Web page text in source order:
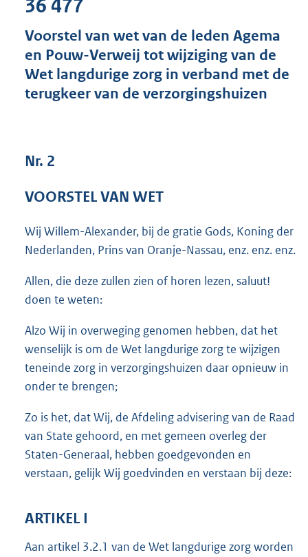
s
g
r
o
36 477
Voorstel van wet van de leden Agema
en Pouw-Verweij tot wijziging van de
Wet langdurige zorg in verband met de
terugkeer van de verzorgingshuizen
Nr. 2
VOORSTEL VAN WET
Wij Willem-Alexander, bij de gratie Gods, Koning der
Nederlanden, Prins van Oranje-Nassau, enz. enz. enz.
Allen, die deze zullen zien of horen lezen, saluut!
doen te weten:
Alzo Wij in overweging genomen hebben, dat het
wenselijk is om de Wet langdurige zorg te wijzigen
teneinde zorg in verzorgingshuizen daar opnieuw in
onder te brengen;
Zo is het, dat Wij, de Afdeling advisering van de Raad
van State gehoord, en met gemeen overleg der
Staten-Generaal, hebben goedgevonden en
verstaan, gelijk Wij goedvinden en verstaan bij deze:
ARTIKEL I
Aan artikel 3.2.1 van de Wet langdurige zorg worden